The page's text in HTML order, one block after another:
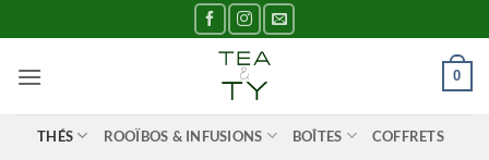
au
contenu
0
THÉS ROOÏBOS & INFUSIONS BOÎTES COFFRETS